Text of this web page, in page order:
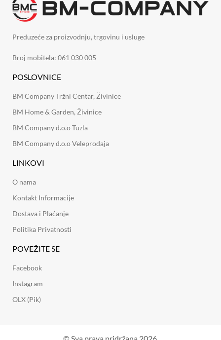
Preduzeće za proizvodnju, trgovinu i usluge
Broj mobitela: 061 030 005
POSLOVNICE
BM Company Tržni Centar, Živinice
BM Home & Garden, Živinice
BM Company d.o.o Tuzla
BM Company d.o.o Veleprodaja
LINKOVI
O nama
Kontakt Informacije
Dostava i Plaćanje
Politika Privatnosti
POVEŽITE SE
Facebook
Instagram
OLX (Pik)